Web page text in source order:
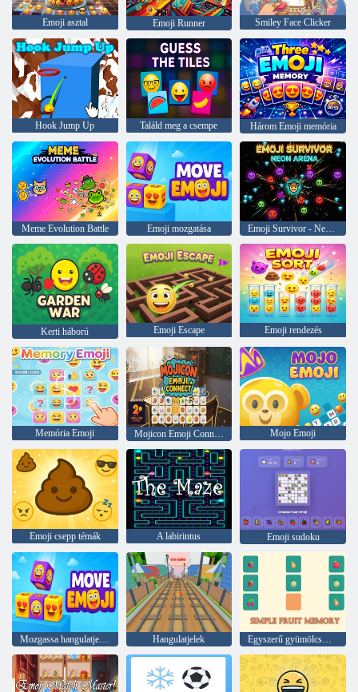
Emoji asztal Emoji Runner Smiley Face Clicker
Hook Jump Up Találd meg a csempe Három Emoji memória
Meme Evolution Battle Emoji mozgatása
Kerti háború Emoji Escape Emoji rendezés
Memória Emoji Mojicon Emoji Connect Mojo Emoji
Emoji csepp témák A labirintus Emoji sudoku
Hangulatjelek